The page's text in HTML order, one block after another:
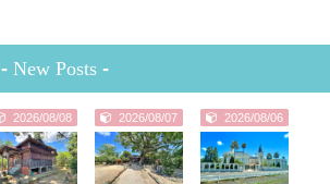
New Posts -
2026/08/08 2026/08/07 2026/08/06